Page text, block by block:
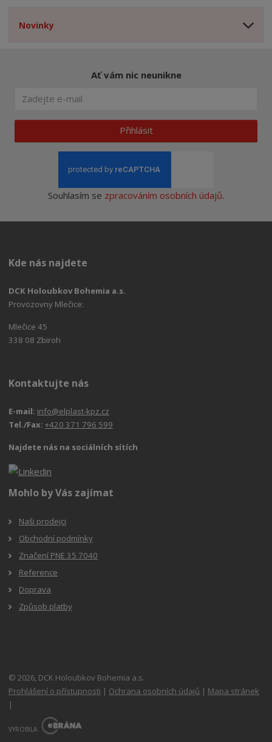
Novinky
Ať vám nic neunikne
Přihlásit
Souhlasím se zpracováním osobních údajů.
Kde nás najdete
DCK Holoubkov Bohemia a.s.
Provozovny Mlečice:
Mlečice 45
338 08 Zbiroh
Kontaktujte nás
E-mail: info@elplast-kpz.cz
Tel./Fax:+420 371 796 599
Najdete nás na sociálních sítích
Mohlo by Vás zajímat
Naši prodejci
Obchodní podmínky
Značení PNE 35 7040
Reference
Doprava
Způsob platby
© 2026, DCK Holoubkov Bohemia a.s.
Prohlášení o přístupnosti | Ochrana osobních údajů | Mapa stránek
|
VYROBILA